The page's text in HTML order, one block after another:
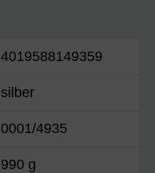
4019588149359
silber
0001/4935
990 g